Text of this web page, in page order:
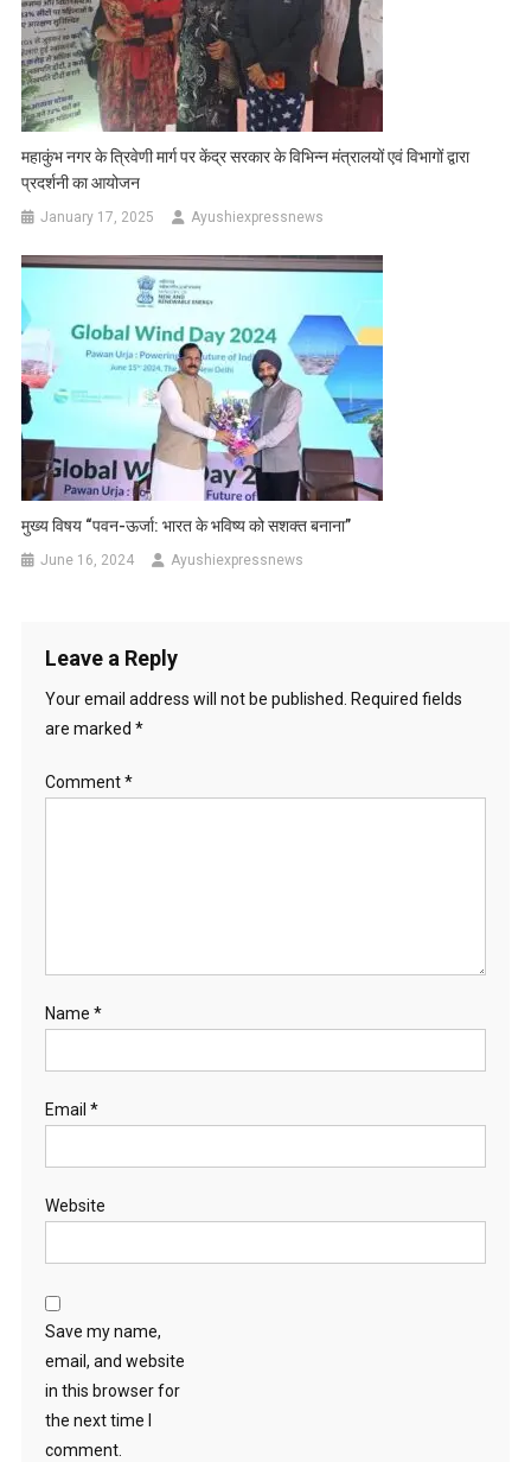
महाकुंभ नगर के त्रिवेणी मार्ग पर केंद्र सरकार के विभिन्न मंत्रालयों एवं विभागों द्वारा
प्रदर्शनी का आयोजन
January 17, 2025 Ayushiexpressnews
मुख्य विषय “पवन-ऊर्जा: भारत के भविष्य को सशक्त बनाना”
June 16, 2024 Ayushiexpressnews
Leave a Reply
Your email address will not be published. Required fields
are marked *
Comment*
Name *
Email *
Website
Save my name,
email, and website
in this browser for
the next time I
comment.